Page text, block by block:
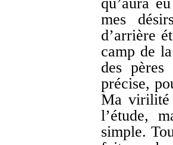
qu’aura
mes
d’arrière
camp de
des
précise,
Ma virilité
l’étude,
simple.